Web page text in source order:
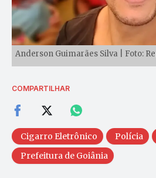
Anderson Guimarães Silva | Foto:
COMPARTILHAR
Cigarro Eletrônico Polícia
Prefeitura de Goiânia